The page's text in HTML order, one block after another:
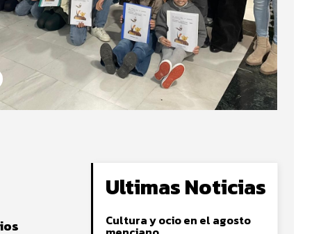
Ultimas Noticias
Cultura y ocio en el agosto